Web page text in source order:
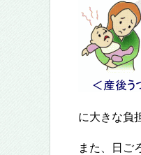
に大きな負
また、日ご